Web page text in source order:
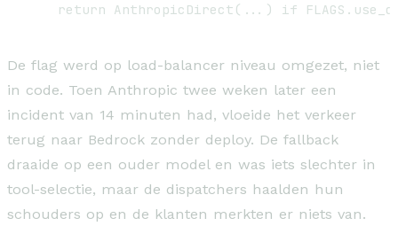
De flag werd op load-balancer niveau omgezet, niet
in code. Toen Anthropic twee weken later een
incident van 14 minuten had, vloeide het verkeer
terug naar Bedrock zonder deploy. De fallback
draaide op een ouder model en was iets slechter in
tool-selectie, maar de dispatchers haalden hun
schouders op en de klanten merkten er niets van.